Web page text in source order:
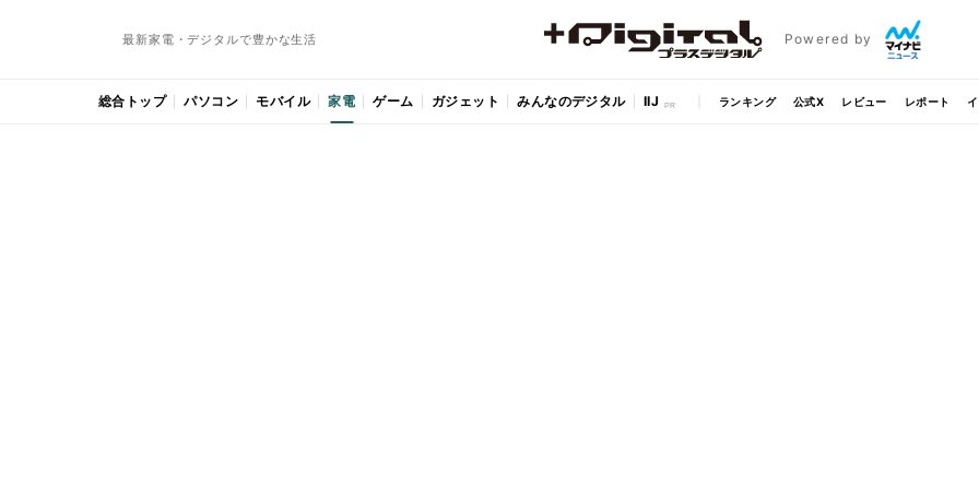
最新家電・デジタルで豊かな生活 Powered by
総合トップ パソコン モバイル 家電 ゲーム ガジェット みんなのデジタル IIJ ランキング 公式X レビュー レポート